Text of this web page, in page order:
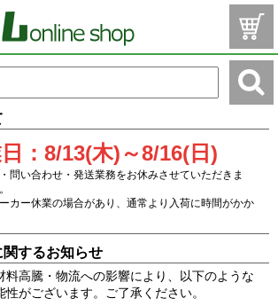
：8/13(木)～8/16(日)
問い合わせ・発送業務をお休みさせていただきま
カー休業の場合があり、通常より入荷に時間がかか
するお知らせ
料高騰・物流への影響により、以下のような
がございます。ご了承ください。